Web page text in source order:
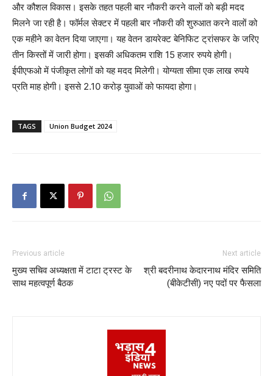
और कौशल विकास। इसके तहत पहली बार नौकरी करने वालों को बड़ी मदद
मिलने जा रही है। फॉर्मल सेक्टर में पहली बार नौकरी की शुरुआत करने वालों को
एक महीने का वेतन दिया जाएगा। यह वेतन डायरेक्ट बेनिफिट ट्रांसफर के जरिए
तीन किस्तों में जारी होगा। इसकी अधिकतम राशि 15 हजार रुपये होगी।
ईपीएफओ में पंजीकृत लोगों को यह मदद मिलेगी। योग्यता सीमा एक लाख रुपये
प्रति माह होगी। इससे 2.10 करोड़ युवाओं को फायदा होगा।
TAGS Union Budget 2024
Previous article
मुख्य सचिव अध्यक्षता में टाटा ट्रस्ट के
साथ महत्वपूर्ण बैठक
Next article
श्री बदरीनाथ केदारनाथ मंदिर समिति
(बीकेटीसी) नए पदों पर फैसला